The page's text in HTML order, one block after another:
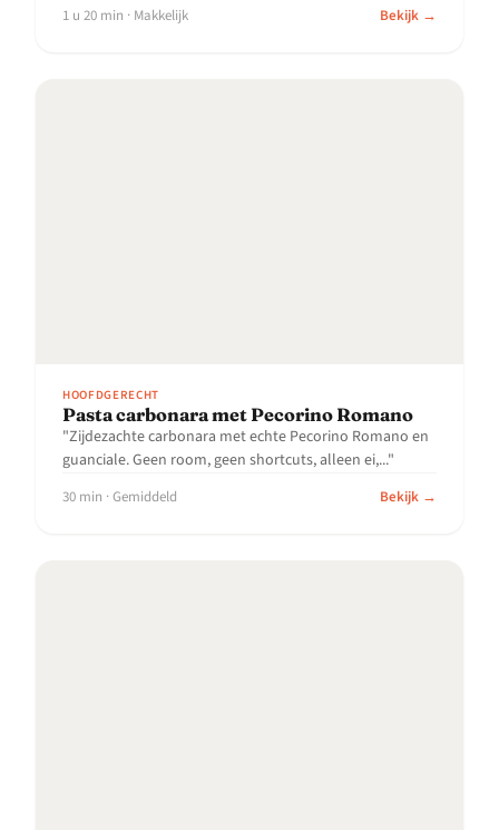
1 u 20 min · Makkelijk Bekijk →
HOOFDGERECHT
Pasta carbonara met Pecorino Romano
"Zijdezachte carbonara met echte Pecorino Romano en
guanciale. Geen room, geen shortcuts, alleen ei,..."
30 min · Gemiddeld Bekijk →